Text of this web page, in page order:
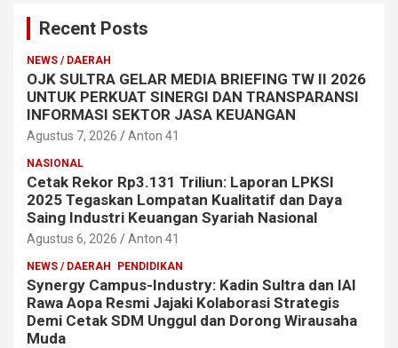
Recent Posts
NEWS / DAERAH
OJK SULTRA GELAR MEDIA BRIEFING TW II 2026
UNTUK PERKUAT SINERGI DAN TRANSPARANSI
INFORMASI SEKTOR JASA KEUANGAN
Agustus 7, 2026 Anton 41
NASIONAL
Cetak Rekor Rp3.131 Triliun: Laporan LPKSI
2025 Tegaskan Lompatan Kualitatif dan Daya
Saing Industri Keuangan Syariah Nasional
Agustus 6, 2026 Anton 41
NEWS / DAERAH PENDIDIKAN
Synergy Campus-Industry: Kadin Sultra dan IAI
Rawa Aopa Resmi Jajaki Kolaborasi Strategis
Demi Cetak SDM Unggul dan Dorong Wirausaha
Muda